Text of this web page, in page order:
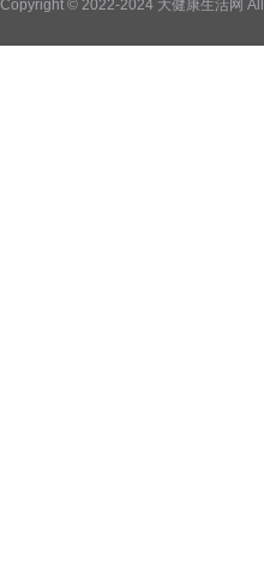
Copyright © 2022-2024 大健康生活网